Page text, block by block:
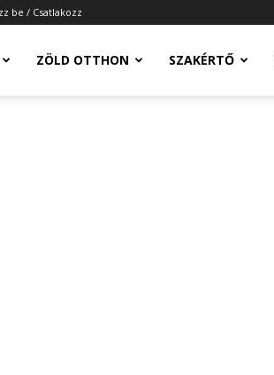
be / Csatlakozz
ZÖLD OTTHON SZAKÉRTŐ